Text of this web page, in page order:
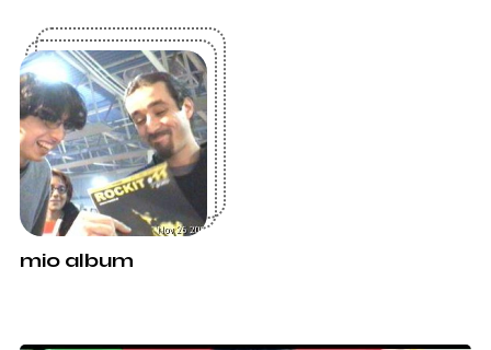
Daniele Silvestri
mio album